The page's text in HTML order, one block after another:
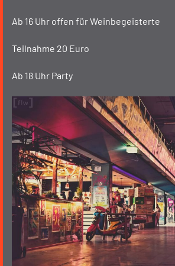
Ab 16 Uhr offen für Weinbegeisterte
Teilnahme 20 Euro
Ab 18 Uhr Party